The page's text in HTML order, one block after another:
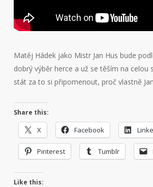
Matěj Hádek jako Mistr Jan Hus bude
dobrý výběr herce a už se těším na celou
stát za to si připomenout, proč vlastně
Share this:
X Facebook
Pinterest Tumblr
Like this: